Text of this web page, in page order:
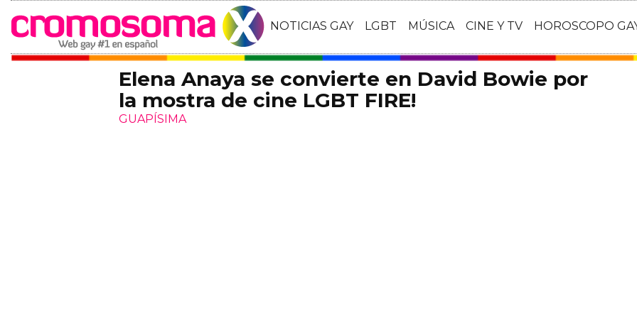
NOTICIAS GAY LGBT MÚSICA CINE Y TV HOROSCOPO
Elena Anaya se convierte en David Bowie por
la mostra de cine LGBT FIRE!
GUAPÍSIMA